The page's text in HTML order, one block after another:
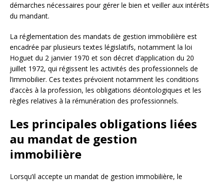
démarches nécessaires pour gérer le bien et veiller aux intérêts
du mandant.
La réglementation des mandats de gestion immobilière est
encadrée par plusieurs textes législatifs, notamment la loi
Hoguet du 2 janvier 1970 et son décret d’application du 20
juillet 1972, qui régissent les activités des professionnels de
l’immobilier. Ces textes prévoient notamment les conditions
d’accès à la profession, les obligations déontologiques et les
règles relatives à la rémunération des professionnels.
Les principales obligations liées
au mandat de gestion
immobilière
Lorsqu’il accepte un mandat de gestion immobilière, le